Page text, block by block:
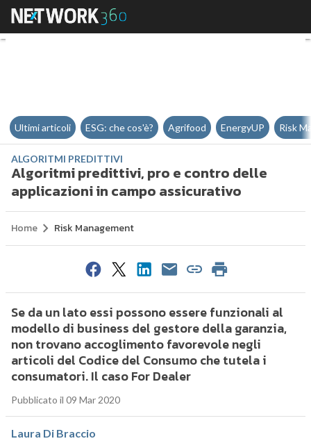
Algoritmi predittivi, pro e
Ultimi articoli ESG: che cos'è? Agrifood EnergyUP Risk
ALGORITMI PREDITTIVI
Algoritmi predittivi, pro e contro delle
applicazioni in campo assicurativo
Home Risk Management
Se da un lato essi possono essere funzionali al
modello di business del gestore della garanzia,
non trovano accoglimento favorevole negli
articoli del Codice del Consumo che tutela i
consumatori. Il caso For Dealer
Pubblicato il 09 Mar 2020
Laura Di Braccio